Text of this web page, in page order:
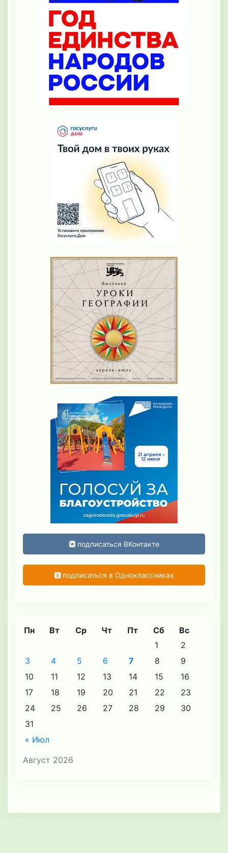
подписаться ВКонтакте
подписаться в Одноклассниках
Август 2026
Пн Вт Ср Чт Пт Сб Вс
« Июл
1
2
3
4 5 6 7 8
9
10
11 12 13 14 15
16
17
18 19 20 21 22
23
24
25 26 27 28 29
30
31